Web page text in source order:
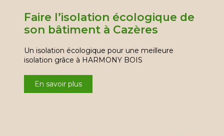
Faire l’isolation écologique de
son bâtiment à Cazères
Un isolation écologique pour une meilleure
isolation grâce à HARMONY BOIS
En savoir plus